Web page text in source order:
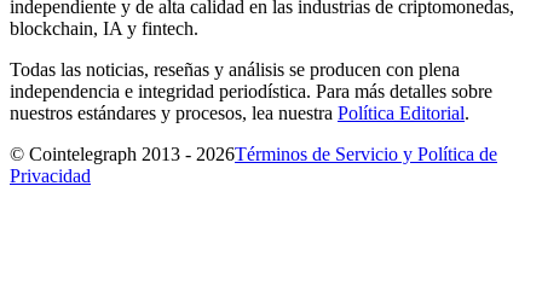
independiente y de alta calidad en las industrias de criptomonedas,
blockchain, IA y fintech.
Todas las noticias, reseñas y análisis se producen con plena
independencia e integridad periodística. Para más detalles sobre
nuestros estándares y procesos, lea nuestra Política Editorial.
© Cointelegraph 2013 - 2026Términos de Servicio y Política de
Privacidad